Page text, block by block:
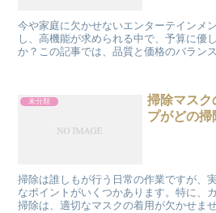
今や家庭に欠かせないエンターテインメ
し、高機能が求められる中で、予算に優
か？この記事では、品質と価格のバラン
未分類
掃除マスク
プがどの掃
掃除は誰しもが行う日常の作業ですが、
なポイントがいくつかあります。特に、
掃除は、適切なマスクの着用が欠かせま